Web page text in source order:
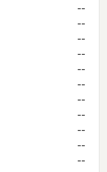
--
--
--
--
--
--
--
--
--
--
--